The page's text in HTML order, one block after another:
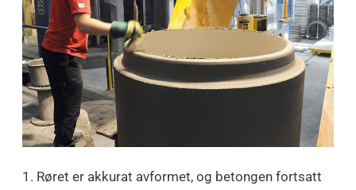
1. Røret er akkurat avformet, og betongen fortsatt